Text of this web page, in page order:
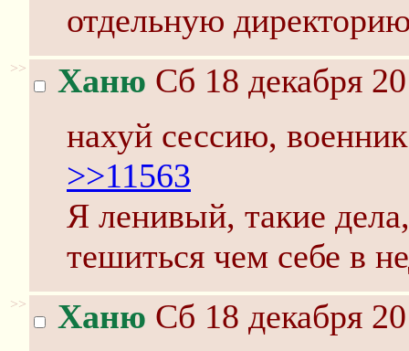
отдельную
>> Ханю Сб 18 декабря
нахуй сессию,
>>11563
Я ленивый, такие
тешиться чем себе в
>> Ханю Сб 18 декабря